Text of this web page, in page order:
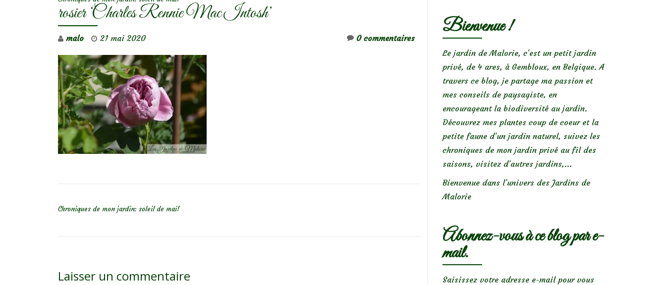
rosier ‘Charles Rennie Mac Intosh’
malo 21 mai 2020 0 commentaires
Chroniques de mon jardin: soleil de mai!
Laisser un commentaire
Bienvenue !
Le jardin de Malorie, c'est un petit jardin
privé, de 4 ares, à Gembloux, en Belgique. A
travers ce blog, je partage ma passion et
mes conseils de paysagiste, en
encourageant la biodiversité au jardin.
Découvrez mes plantes coup de coeur et la
petite faune d’un jardin naturel, suivez les
chroniques de mon jardin privé au fil des
saisons, visitez d’autres jardins,...
Bienvenue dans l’univers des Jardins de
Malorie
Abonnez-vous à ce blog par e-
mail.
Saisissez votre adresse e-mail pour vous